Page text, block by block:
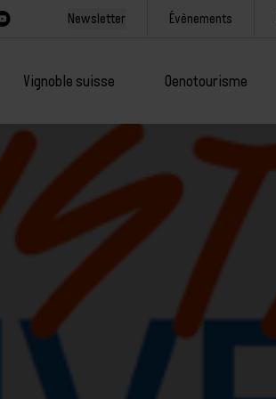
Newsletter Évènements
Vignoble suisse Oenotourisme